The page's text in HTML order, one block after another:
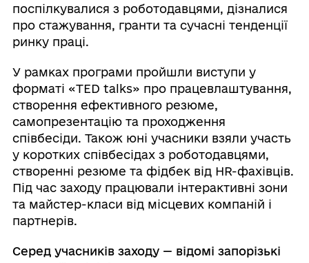
поспілкувалися з роботодавцями, дізналися
про стажування, гранти та сучасні тенденції
ринку праці.
У рамках програми пройшли виступи у
форматі «TED talks» про працевлаштування,
створення ефективного резюме,
самопрезентацію та проходження
співбесіди. Також юні учасники взяли участь
у коротких співбесідах з роботодавцями,
створенні резюме та фідбек від HR-фахівців.
Під час заходу працювали інтерактивні зони
та майстер-класи від місцевих компаній і
партнерів.
Серед учасників заходу — відомі запорізькі